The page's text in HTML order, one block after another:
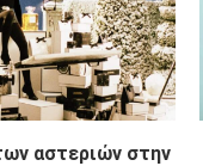
αστεριών στην